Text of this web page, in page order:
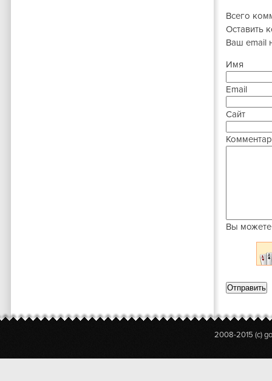
Всего
Оставить
Ваш email
Имя
Email
Сайт
Вы
2008-2015 (c)